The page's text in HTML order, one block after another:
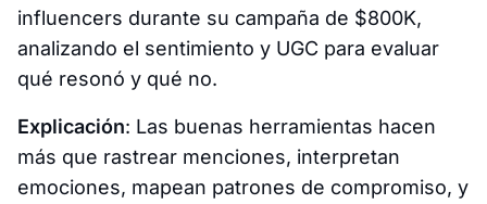
influencers durante su campaña de $800K,
analizando el sentimiento y UGC para evaluar
qué resonó y qué no.
Explicación: Las buenas herramientas hacen
más que rastrear menciones, interpretan
emociones, mapean patrones de compromiso, y